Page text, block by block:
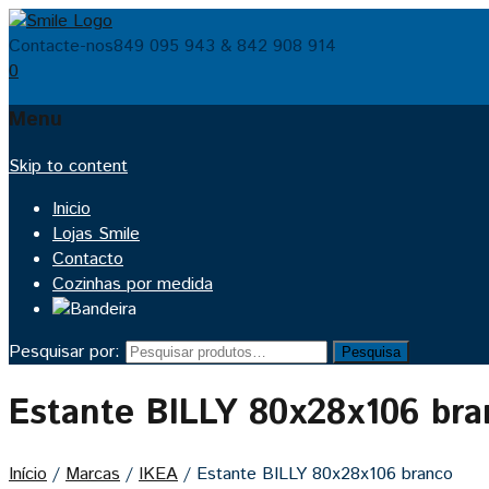
Contacte-nos849 095 943 & 842 908 914
0
Menu
Skip to content
Inicio
Lojas Smile
Contacto
Cozinhas por medida
Pesquisar por: Pesquisa
Estante BILLY 80x28x106
Início / Marcas / IKEA / Estante BILLY 80x28x106 branco